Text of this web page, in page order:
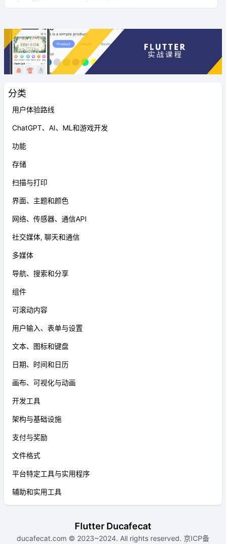
分类
用户体验路线
ChatGPT、AI、ML和游戏开发
功能
存储
扫描与打印
界面、主题和颜色
网络、传感器、通信API
社交媒体, 聊天和通信
多媒体
导航、搜索和分享
组件
可滚动内容
用户输入、表单与设置
文本、图标和键盘
日期、时间和日历
画布、可视化与动画
开发工具
架构与基础设施
支付与奖励
文件格式
平台特定工具与实用程序
辅助和实用工具
Flutter Ducafecat
ducafecat.com © 2023~2024. All rights reserved. 京ICP备